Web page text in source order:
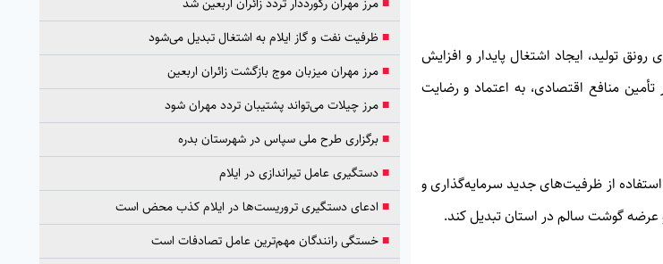
تولید، ایجاد اشتغال پایدار و افزایش
تأمین منافع اقتصادی، به اعتماد و رضایت
از ظرفیت‌های جدید سرمایه‌گذاری و
عرضه گوشت سالم در استان تبدیل کند.
■ظرفیت نفت و گاز ایلام به اشتغال تبدیل می‌شود
■مرز مهران میزبان موج بازگشت زائران اربعین
■مرز چیلات می‌تواند پشتیبان تردد مهران شود
■برگزاری طرح ملی سپاس در شهرستان بدره
■دستگیری عامل تیراندازی در ایلام
■ ادعای دستگیری تروریست‌ها در ایلام کذب محض است
■خستگی رانندگان مهم‌ترین عامل تصادفات است